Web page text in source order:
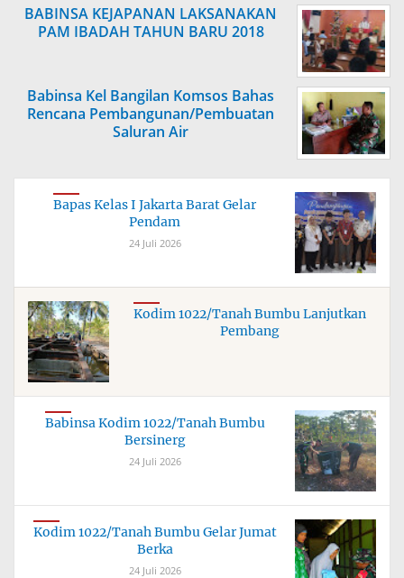
BABINSA KEJAPANAN LAKSANAKAN
PAM IBADAH TAHUN BARU 2018
Babinsa Kel Bangilan Komsos Bahas
Rencana Pembangunan/Pembuatan
Saluran Air
Bapas Kelas I Jakarta Barat Gelar
Pendam
24 Juli 2026
Kodim 1022/Tanah Bumbu Lanjutkan
Pembang
Babinsa Kodim 1022/Tanah Bumbu
Bersinerg
24 Juli 2026
Kodim 1022/Tanah Bumbu Gelar Jumat
Berka
24 Juli 2026